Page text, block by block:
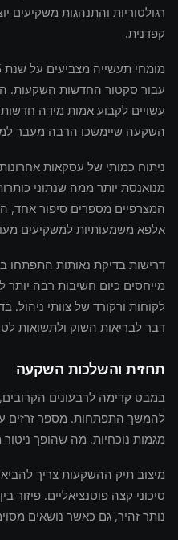
רגולטוריות והתנהגות משקיעים
קפדנית.
עבור סקטור החדשות השקעות.
עשויים לקבוע אמות מידה חדשות
השקעה שיימשכו הרבה מעבר
ניתוח כמותי של עסקאות אחרונות
מנואנסת יותר ממה שנתוני
המצרפיים מספרים סיפור אחד,
אלפא משמעותיות למשקיעים
דרישות בדיקת נאותות התפתחו
מייחסים כיום חשיבות רבה יותר
לקוחות ורקורד של צוותי ניהול.
דבר לבריאות השוק ולתשואות
תחזית והשלכות השקעה
במבט קדימה לרבעונים
להמשך התפתחות. מספר זרזים
מגמות נוכחיות, מה שהופך ניטור
מיצוב תיק ההשקעות צריך להביא
סיכוני קצה פוטנציאליים. פיזור
נותר זהיר, גם כאשר נושאים